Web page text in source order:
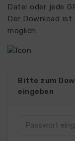
Datei oder jede
Der Download ist
möglich.
Bitte zum
eingeben